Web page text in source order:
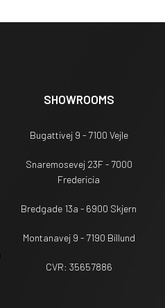
SHOWROOMS
Bugattivej 9 - 7100 Vejle
Snaremosevej 23F - 7000
Fredericia
Bredgade 13a - 6900 Skjern
Montanavej 9 - 7190 Billund
CVR: 35657886